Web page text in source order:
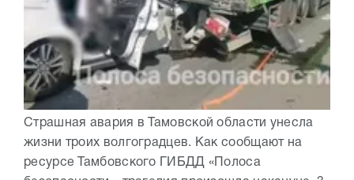
Страшная авария в Тамовской области унесла
жизни троих волгоградцев. Как сообщают на
ресурсе Тамбовского ГИБДД «Полоса